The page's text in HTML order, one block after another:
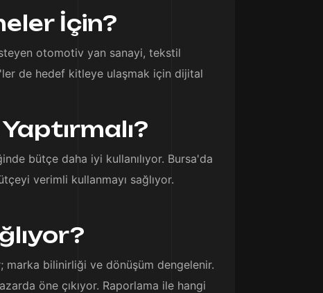
İçin?
otomotiv yan sanayi, tekstil
de hedef kitleye ulaşmak için dijital
bütçe daha iyi kullanılıyor. Bursa'da
verimli kullanmayı sağlıyor.
marka bilinirliği ve dönüşüm dengelenir.
öne çıkıyor. Raporlama ile hangi